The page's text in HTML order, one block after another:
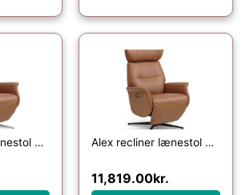
Alex recliner lænestol 2 motors – cognac semi aniline læder og børstet aluminium Alex recliner lænestol 2 motors – cognac semi aniline læder og sort aluminium
11,819.00kr.